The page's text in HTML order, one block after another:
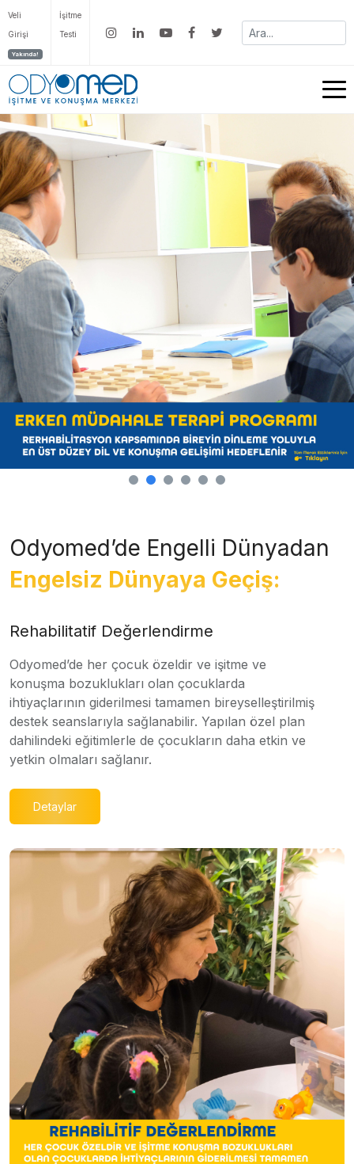
Veli
Girişi
Yakında!
İşitme
Testi
Odyomed’de Engelli Dünyadan
Engelsiz Dünyaya Geçiş:
Rehabilitatif Değerlendirme
Odyomed’de her çocuk özeldir ve işitme ve
konuşma bozuklukları olan çocuklarda
ihtiyaçlarının giderilmesi tamamen bireyselleştirilmiş
destek seanslarıyla sağlanabilir. Yapılan özel plan
dahilindeki eğitimlerle de çocukların daha etkin ve
yetkin olmaları sağlanır.
Detaylar